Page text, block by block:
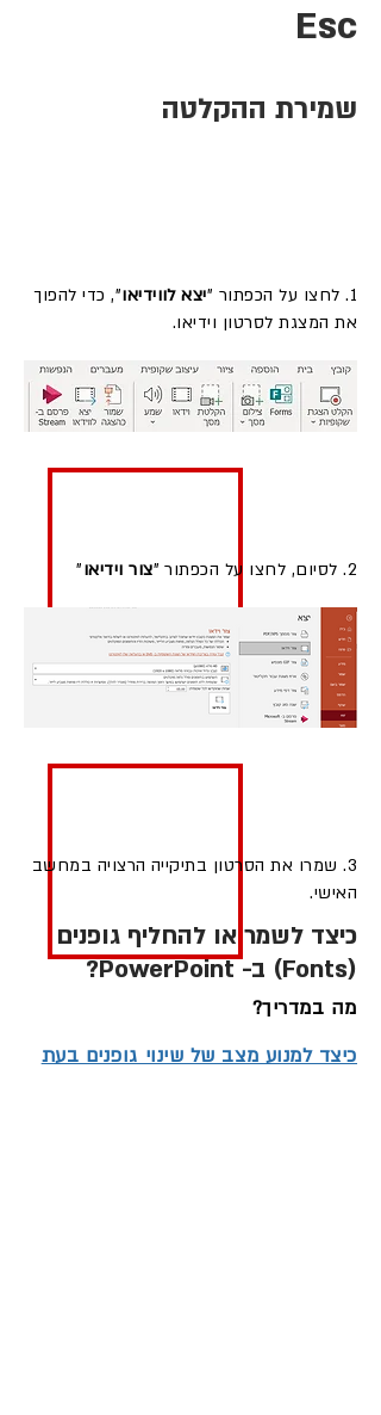
Esc
שמירת ההקלטה
1. לחצו על הכפתור " יצא לווידיאו", כדי להפוך
את המצגת לסרטון וידיאו.
2. לסיום, לחצו על הכפתור " צור וידיאו"
3. שמרו את הסרטון בתיקייה הרצויה במחשב
האישי.
כיצד לשמר או להחליף גופנים
(Fonts) ב- PowerPoint?
מה במדריך?
כיצד למנוע מצב של שינוי גופנים בעת